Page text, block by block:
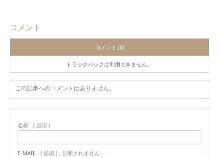
コメント
コメント (0)
トラックバックは利用できません。
この記事へのコメントはありません。
名前 ( 必須 )
E-MAIL ( 必須 ) - 公開されません -